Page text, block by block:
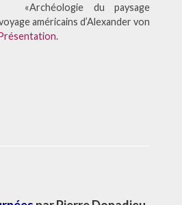
«Archéologie du paysage
américains d’Alexander von
.